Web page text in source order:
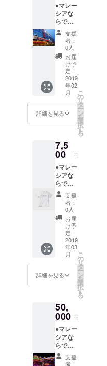
●マレー
シアな
らでは
の四か
国語で
書くお
礼メッ
セージ
(日本
語、英
語、マ
レー
語、中
国語) ●
ペナン
クには
ない地
元民が
勧める
おすす
めレス
トラン&
屋台10
支援
者：
0人
お届
け予
定：
2019
年02
月
詳細を見る
こ
の
リ
タ
ー
ン
を
選
択
す
る
7,5
00 円
●マレー
シアな
らでは
の四か
国語で
書くお
礼メッ
セージ
(日本
語、英
語、マ
レー
語、中
国語) ●
ペナン
クには
ない地
元民が
勧める
おすす
めレス
トラン&
屋台10
支援
者：
0人
お届
け予
定：
2019
年03
月
詳細を見る
こ
の
リ
タ
ー
ン
を
選
択
す
る
50,
000 円
●マレー
シアな
らでは
の四か
国語で
支援
者：